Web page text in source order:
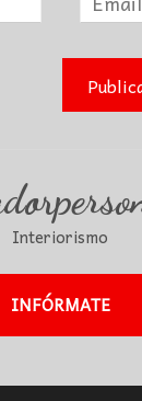
Interiorismo
INFÓRMATE